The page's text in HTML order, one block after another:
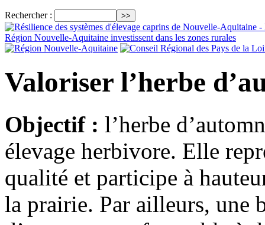
Rechercher :
Valoriser l’herbe
Objectif : l’herbe
élevage herbivore. Elle
qualité et participe à
la prairie. Par ailleurs, une